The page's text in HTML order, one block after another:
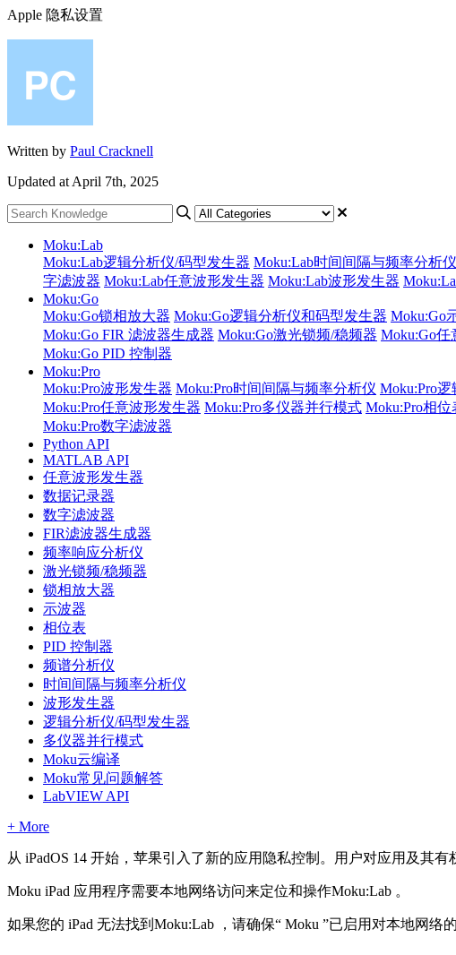
Apple 隐私设置
Written by Paul Cracknell
Updated at April 7th, 2025
Moku:Lab
Moku:Lab逻辑分析仪/码型发生器 Moku:Lab时间间隔与频率分析仪
字滤波器 Moku:Lab任意波形发生器 Moku:Lab波形发生器
Moku:Go
Moku:Go锁相放大器 Moku:Go逻辑分析仪和码型发生器 Moku:Go
Moku:Go FIR 滤波器生成器 Moku:Go激光锁频/稳频器 Moku:Go任
Moku:Go PID 控制器
Moku:Pro
Moku:Pro波形发生器 Moku:Pro时间间隔与频率分析仪 Moku:Pro
Moku:Pro任意波形发生器 Moku:Pro多仪器并行模式 Moku:Pro相位
Moku:Pro数字滤波器
Python API
MATLAB API
任意波形发生器
数据记录器
数字滤波器
FIR滤波器生成器
频率响应分析仪
激光锁频/稳频器
锁相放大器
示波器
相位表
PID 控制器
频谱分析仪
时间间隔与频率分析仪
波形发生器
逻辑分析仪/码型发生器
多仪器并行模式
Moku云编译
Moku常见问题解答
LabVIEW API
+ More
从 iPadOS 14 开始，苹果引入了新的应用隐私控制。用户对应用及其
Moku iPad 应用程序需要本地网络访问来定位和操作Moku:Lab 。
如果您的 iPad 无法找到Moku:Lab ，请确保“ Moku ”已启用对本地网络